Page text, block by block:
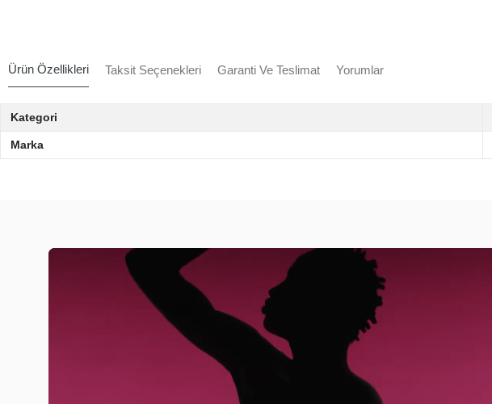
Ürün Özellikleri Taksit Seçenekleri Garanti Ve Teslimat Yorumlar
Kategori
Marka